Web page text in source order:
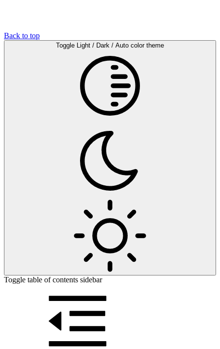
Back to top
Toggle Light / Dark / Auto color theme
Toggle table of contents sidebar